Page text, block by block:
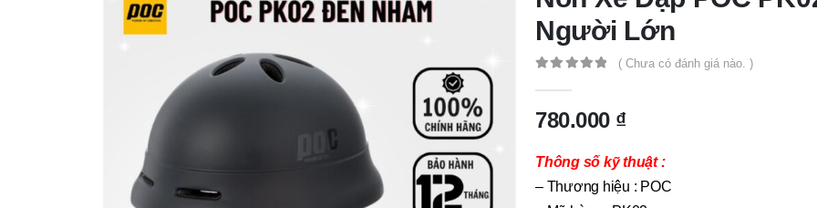
Người Lớn
( Chưa có đánh giá nào. )
780.000 ₫
Thông số kỹ thuật :
– Thương hiệu : POC